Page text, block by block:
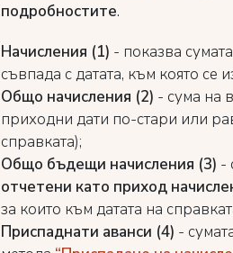
подробностите.
Начисления (1) - показва
съвпада с датата, към която се
Общо начисления (2) - сума на
приходни дати по-стари или
справката);
Общо бъдещи начисления (3) -
отчетени като приход
за които към датата на
Приспаднати аванси (4) -